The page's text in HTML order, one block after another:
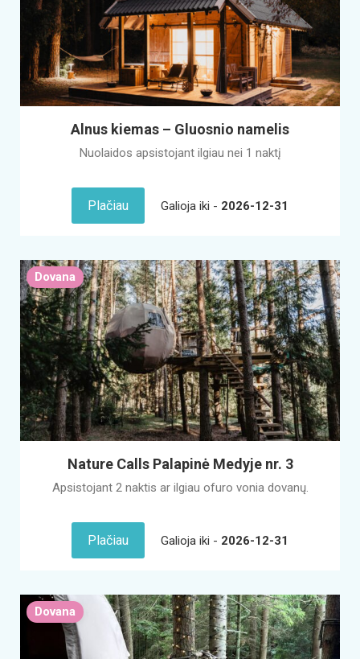
Alnus kiemas – Gluosnio namelis
Nuolaidos apsistojant ilgiau nei 1 naktį
Plačiau Galioja iki - 2026-12-31
Dovana
Nature Calls Palapinė Medyje nr. 3
Apsistojant 2 naktis ar ilgiau ofuro vonia dovanų.
Plačiau Galioja iki - 2026-12-31
Dovana